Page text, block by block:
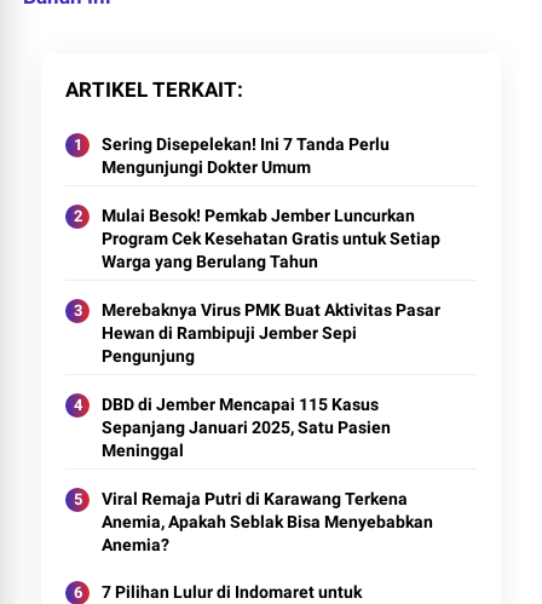
ARTIKEL TERKAIT
Sering Disepelekan! Ini 7 Tanda Perlu
Mengunjungi Dokter Umum
Mulai Besok! Pemkab Jember Luncurkan
Program Cek Kesehatan Gratis untuk Setiap
Warga yang Berulang Tahun
Merebaknya Virus PMK Buat Aktivitas Pasar
Hewan di Rambipuji Jember Sepi
Pengunjung
DBD di Jember Mencapai 115 Kasus
Sepanjang Januari 2025, Satu Pasien
Meninggal
Viral Remaja Putri di Karawang Terkena
Anemia, Apakah Seblak Bisa Menyebabkan
Anemia?
7 Pilihan Lulur di Indomaret untuk